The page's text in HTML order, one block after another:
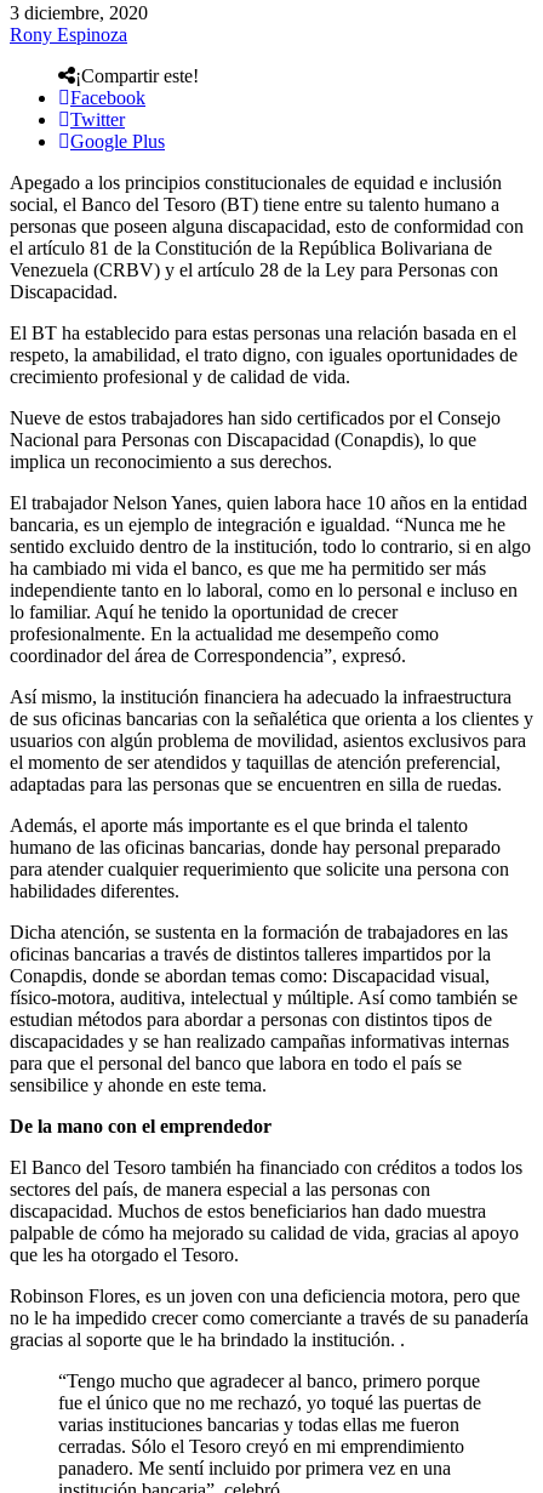
3 diciembre, 2020
Rony Espinoza
¡Compartir este!
Facebook
Twitter
Google Plus
Apegado a los principios constitucionales de equidad e inclusión
social, el Banco del Tesoro (BT) tiene entre su talento humano a
personas que poseen alguna discapacidad, esto de conformidad con
el artículo 81 de la Constitución de la República Bolivariana de
Venezuela (CRBV) y el artículo 28 de la Ley para Personas con
Discapacidad.
El BT ha establecido para estas personas una relación basada en el
respeto, la amabilidad, el trato digno, con iguales oportunidades de
crecimiento profesional y de calidad de vida.
Nueve de estos trabajadores han sido certificados por el Consejo
Nacional para Personas con Discapacidad (Conapdis), lo que
implica un reconocimiento a sus derechos.
El trabajador Nelson Yanes, quien labora hace 10 años en la entidad
bancaria, es un ejemplo de integración e igualdad. “Nunca me he
sentido excluido dentro de la institución, todo lo contrario, si en algo
ha cambiado mi vida el banco, es que me ha permitido ser más
independiente tanto en lo laboral, como en lo personal e incluso en
lo familiar. Aquí he tenido la oportunidad de crecer
profesionalmente. En la actualidad me desempeño como
coordinador del área de Correspondencia”, expresó.
Así mismo, la institución financiera ha adecuado la infraestructura
de sus oficinas bancarias con la señalética que orienta a los clientes y
usuarios con algún problema de movilidad, asientos exclusivos para
el momento de ser atendidos y taquillas de atención preferencial,
adaptadas para las personas que se encuentren en silla de ruedas.
Además, el aporte más importante es el que brinda el talento
humano de las oficinas bancarias, donde hay personal preparado
para atender cualquier requerimiento que solicite una persona con
habilidades diferentes.
Dicha atención, se sustenta en la formación de trabajadores en las
oficinas bancarias a través de distintos talleres impartidos por la
Conapdis, donde se abordan temas como: Discapacidad visual,
físico-motora, auditiva, intelectual y múltiple. Así como también se
estudian métodos para abordar a personas con distintos tipos de
discapacidades y se han realizado campañas informativas internas
para que el personal del banco que labora en todo el país se
sensibilice y ahonde en este tema.
De la mano con el emprendedor
El Banco del Tesoro también ha financiado con créditos a todos los
sectores del país, de manera especial a las personas con
discapacidad. Muchos de estos beneficiarios han dado muestra
palpable de cómo ha mejorado su calidad de vida, gracias al apoyo
que les ha otorgado el Tesoro.
Robinson Flores, es un joven con una deficiencia motora, pero que
no le ha impedido crecer como comerciante a través de su panadería
gracias al soporte que le ha brindado la institución. .
“Tengo mucho que agradecer al banco, primero porque
fue el único que no me rechazó, yo toqué las puertas de
varias instituciones bancarias y todas ellas me fueron
cerradas. Sólo el Tesoro creyó en mi emprendimiento
panadero. Me sentí incluido por primera vez en una